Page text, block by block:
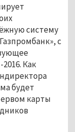
систему
с
Как
будет
карты